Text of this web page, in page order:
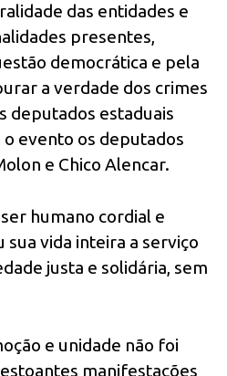
das entidades e
presentes,
democrática e pela
a verdade dos crimes
deputados estaduais
evento os deputados
e Chico Alencar.
humano cordial e
sua vida inteira a serviço
justa e solidária, sem
e unidade não foi
manifestações